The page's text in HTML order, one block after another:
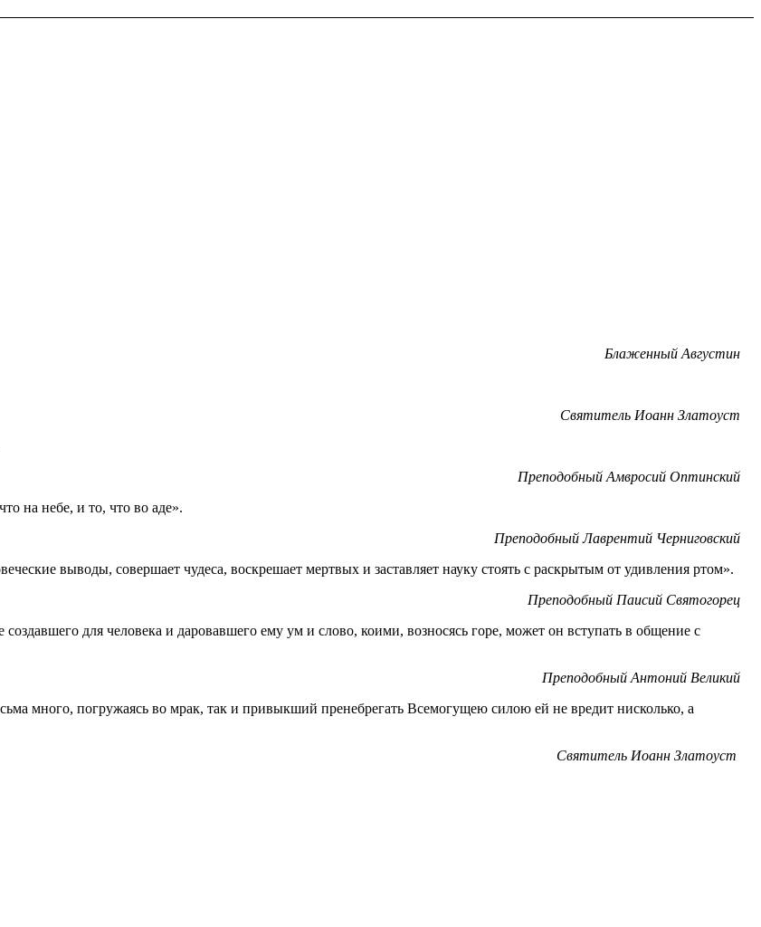
Блаженный Августин
Святитель Иоанн Златоуст
Преподобный Амвросий Оптинский
на небе, и то, что во аде».
Преподобный Лаврентий Черниговский
выводы, совершает чудеса, воскрешает мертвых и заставляет науку стоять с раскрытым от удивления ртом».
Преподобный Паисий Святогорец
для человека и даровавшего ему ум и слово, коими, возносясь горе, может он вступать в общение с
Преподобный Антоний Великий
много, погружаясь во мрак, так и привыкший пренебрегать Всемогущею силою ей не вредит нисколько, а
Святитель Иоанн Златоуст